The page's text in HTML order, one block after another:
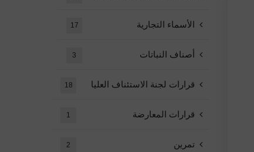
الأسماء التجارية 17
أصناف النباتات 3
قرارات لجنة الاستئناف العليا 18
قرارات المعارضة 1
تمرين 2